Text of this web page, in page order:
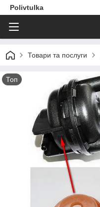
Polivtulka
Товари та послуги
Топ